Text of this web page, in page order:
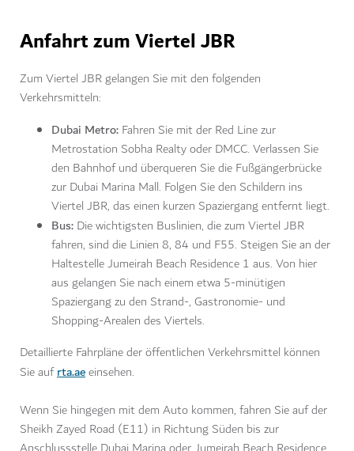
Anfahrt zum Viertel JBR
Zum Viertel JBR gelangen Sie mit den folgenden
Verkehrsmitteln:
Dubai Metro: Fahren Sie mit der Red Line zur
Metrostation Sobha Realty oder DMCC. Verlassen Sie
den Bahnhof und überqueren Sie die Fußgängerbrücke
zur Dubai Marina Mall. Folgen Sie den Schildern ins
Viertel JBR, das einen kurzen Spaziergang entfernt liegt.
Bus: Die wichtigsten Buslinien, die zum Viertel JBR
fahren, sind die Linien 8, 84 und F55. Steigen Sie an der
Haltestelle Jumeirah Beach Residence 1 aus. Von hier
aus gelangen Sie nach einem etwa 5-minütigen
Spaziergang zu den Strand-, Gastronomie- und
Shopping-Arealen des Viertels.
Detaillierte Fahrpläne der öffentlichen Verkehrsmittel können
Sie aufrta.aeeinsehen.
Wenn Sie hingegen mit dem Auto kommen, fahren Sie auf der
Sheikh Zayed Road (E11) in Richtung Süden bis zur